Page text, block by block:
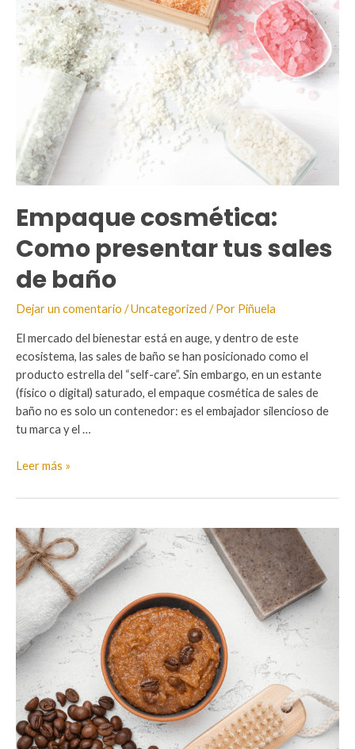
Empaque cosmética:
Como presentar tus sales
de baño
Dejar un comentario /Uncategorized / Por Piñuela
El mercado del bienestar está en auge, y dentro de este
ecosistema, las sales de baño se han posicionado como el
producto estrella del “self-care”. Sin embargo, en un estante
(físico o digital) saturado, el empaque cosmética de sales de
baño no es solo un contenedor: es el embajador silencioso de
tu marca y el …
Empaque
Como
tus
sales
de
baño
Leer más »